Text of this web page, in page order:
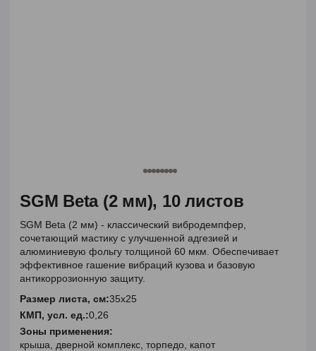
SGM Beta (2 мм), 10 листов
SGM Beta (2 мм) - классический вибродемпфер,
сочетающий мастику с улучшенной адгезией и
алюминиевую фольгу толщиной 60 мкм. Обеспечивает
эффективное гашение вибраций кузова и базовую
антикоррозионную защиту.
Размер листа, см:35x25
КМП, усл. ед.:0,26
Зоны применения:
крыша, дверной комплекс, торпедо, капот